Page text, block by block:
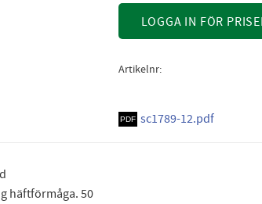
LOGGA IN FÖR
Artikelnr
sc1789-12.pdf
häftförmåga. 50